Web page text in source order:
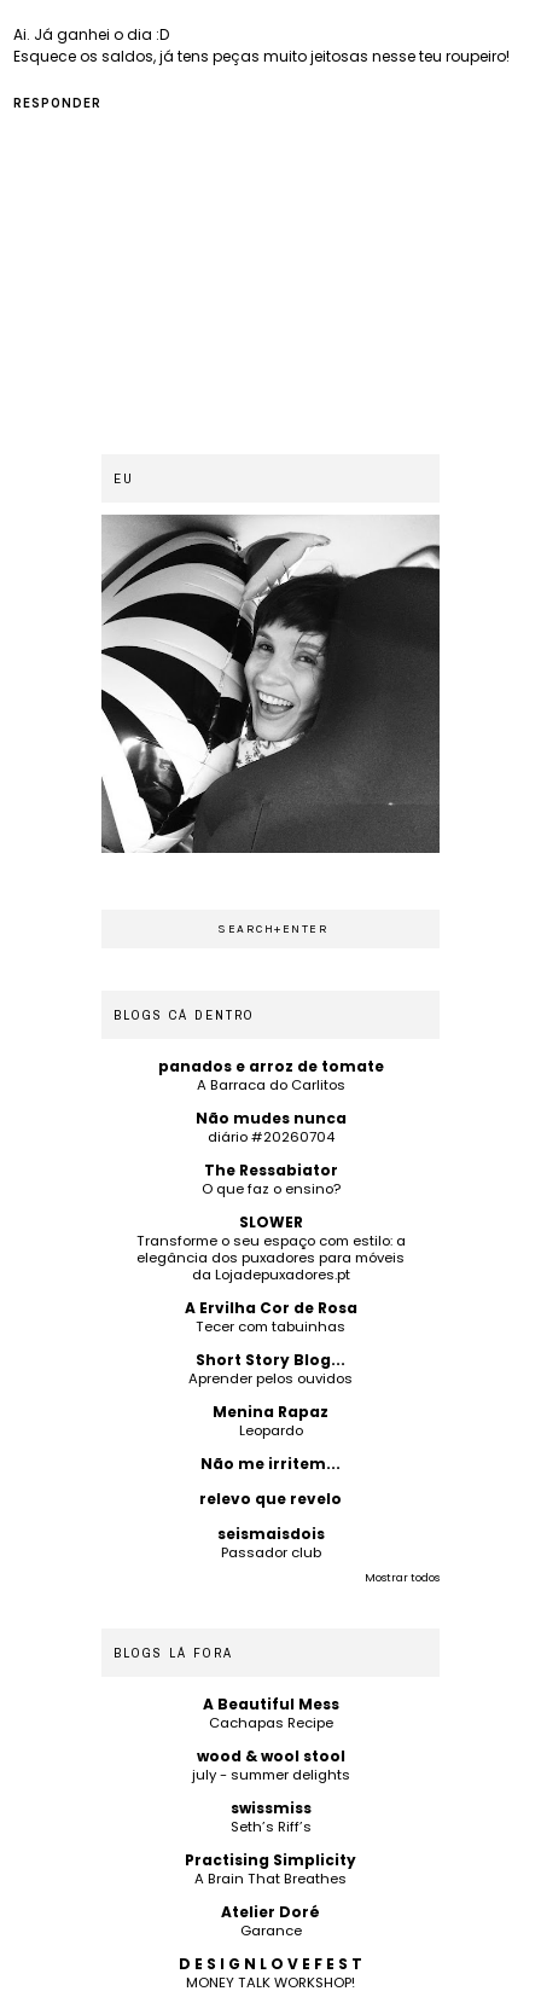
Ai. Já ganhei o dia :D
Esquece os saldos, já tens peças muito jeitosas nesse teu roupeiro!
RESPONDER
EU
BLOGS CÁ DENTRO
panados e arroz de tomate
A Barraca do Carlitos
Não mudes nunca
diário #20260704
The Ressabiator
O que faz o ensino?
SLOWER
Transforme o seu espaço com estilo: a
elegância dos puxadores para móveis
da Lojadepuxadores.pt
A Ervilha Cor de Rosa
Tecer com tabuinhas
Short Story Blog...
Aprender pelos ouvidos
Menina Rapaz
Leopardo
Não me irritem...
relevo que revelo
seismaisdois
Passador club
Mostrar todos
BLOGS LÁ FORA
A Beautiful Mess
Cachapas Recipe
wood & wool stool
july - summer delights
swissmiss
Seth’s Riff’s
Practising Simplicity
A Brain That Breathes
Atelier Doré
Garance
D E S I G N L O V E F E S T
MONEY TALK WORKSHOP!